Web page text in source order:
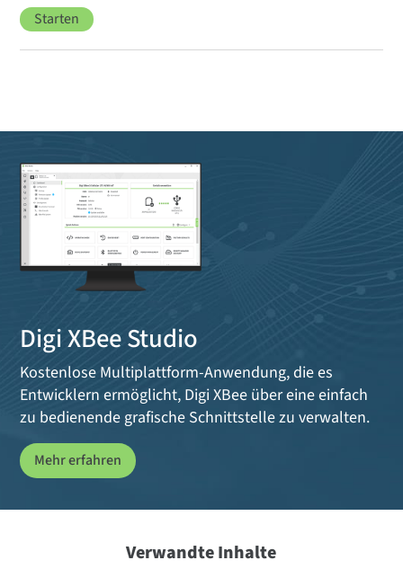
Starten
Digi XBee Studio
Kostenlose Multiplattform-Anwendung, die es
Entwicklern ermöglicht, Digi XBee über eine einfach
zu bedienende grafische Schnittstelle zu verwalten.
Mehr erfahren
Verwandte Inhalte